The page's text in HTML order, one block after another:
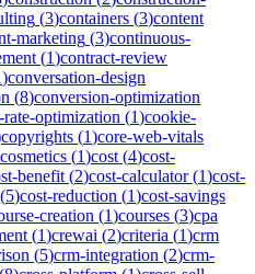
(3)containers (3)content
marketing (3)continuous-
(1)contract-review
)conversation-design
(8)conversion-optimization
optimization (1)cookie-
copyrights (1)core-web-vitals
cosmetics (1)cost (4)cost-
benefit (2)cost-calculator(1)cost-
(5)cost-reduction (1)cost-savings
creation (1)courses (3)cpa
(1)crewai (2)criteria (1)crm
(5)crm-integration (2)crm-